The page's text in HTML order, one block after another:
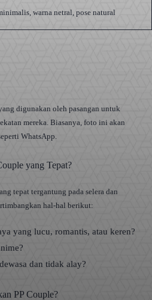
warna netral, pose natural
digunakan oleh pasangan untuk
mereka. Biasanya, foto ini akan
WhatsApp.
yang Tepat?
tepat tergantung pada selera dan
hal-hal berikut:
yang lucu, romantis, atau keren?
dan tidak alay?
PP Couple?